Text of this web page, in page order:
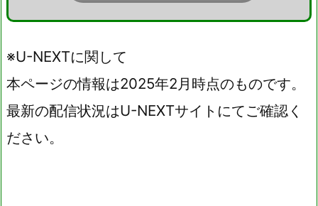
※U-NEXTに関して
本ページの情報は2025年2月時点のものです。
最新の配信状況はU-NEXTサイトにてご確認く
ださい。